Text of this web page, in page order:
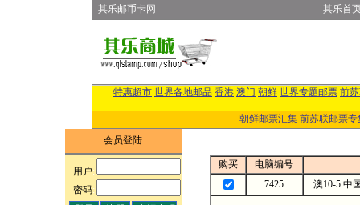
其乐邮币卡网 其乐首
特惠超市 世界各地邮品 香港 澳门 朝鲜 世界专题邮票 前
朝鲜邮票汇集 前苏联邮票专
会员登陆
用户:
密码:
购买
电脑编号
7425
澳10-5 中